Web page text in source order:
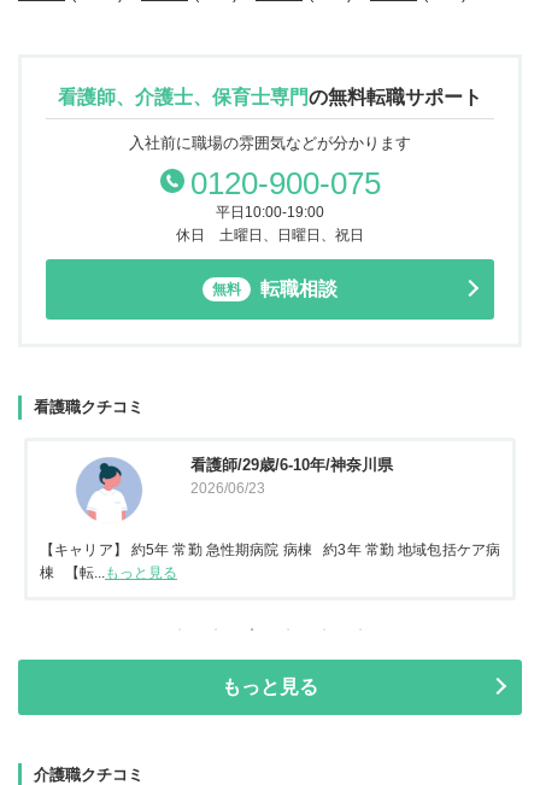
看護師、介護士、保育士専門の無料転職サポート
入社前に職場の雰囲気などが分かります
0120-900-075
平日10:00-19:00
休日 土曜日、日曜日、祝日
無料 転職相談
看護職クチコミ
看護師/29歳/6-10年/神奈川県
2026/06/23
【キャリア】 約5年 常勤 急性期病院 病棟 約3年 常勤 地域包括ケア病
棟 【転...
もっと見る
もっと見る
介護職クチコミ